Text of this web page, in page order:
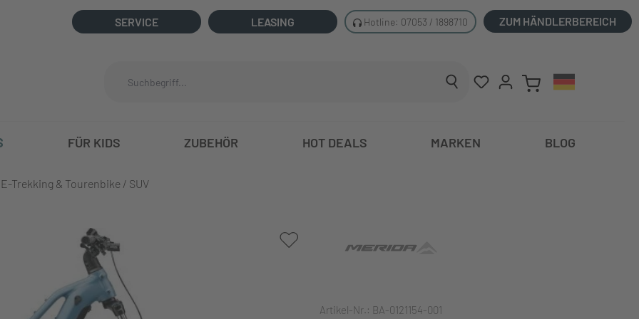
SERVICE LEASING Hotline: 07053 / 1898710 ZUM HÄNDLERBEREICH
FÜR KIDS ZUBEHÖR HOT DEALS MARKEN BLOG
E-Trekking & Tourenbike / SUV
Artikel-Nr.: BA-0121154-001